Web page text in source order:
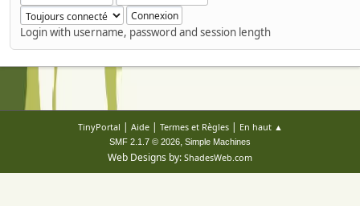
Login with username, password and session length
TinyPortal | Aide| Termes et Règles| En haut ▲
SMF 2.1.7 © 2026, Simple Machines
Web Designs by: ShadesWeb.com